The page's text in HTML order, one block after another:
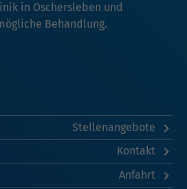
in Oschersleben und
Behandlung.
Stellenangebote
Kontakt
Anfahrt